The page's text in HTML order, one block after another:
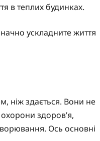
в теплих будинках.
ускладните життя
ніж здається. Вони не
здоров’я,
Ось основні